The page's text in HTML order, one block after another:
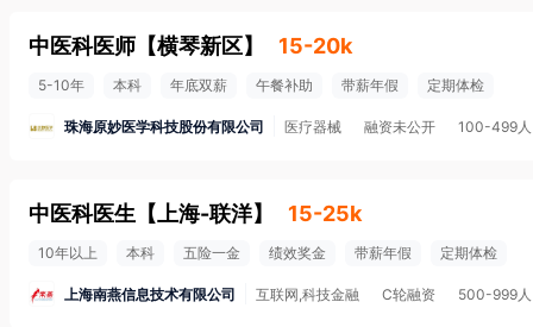
中医科医师 【横琴新区】 15-20k
5-10年 本科 年底双薪 午餐补助 带薪年假 定期体检
珠海原妙医学科技股份有限公司 医疗器械 融资未公开 100-499人
中医科医生 【 上海-联洋】 15-25k
10年以上 本科 五险一金 绩效奖金 带薪年假 定期体检
上海南燕信息技术有限公司 互联网,科技金融 C轮融资 500-999人